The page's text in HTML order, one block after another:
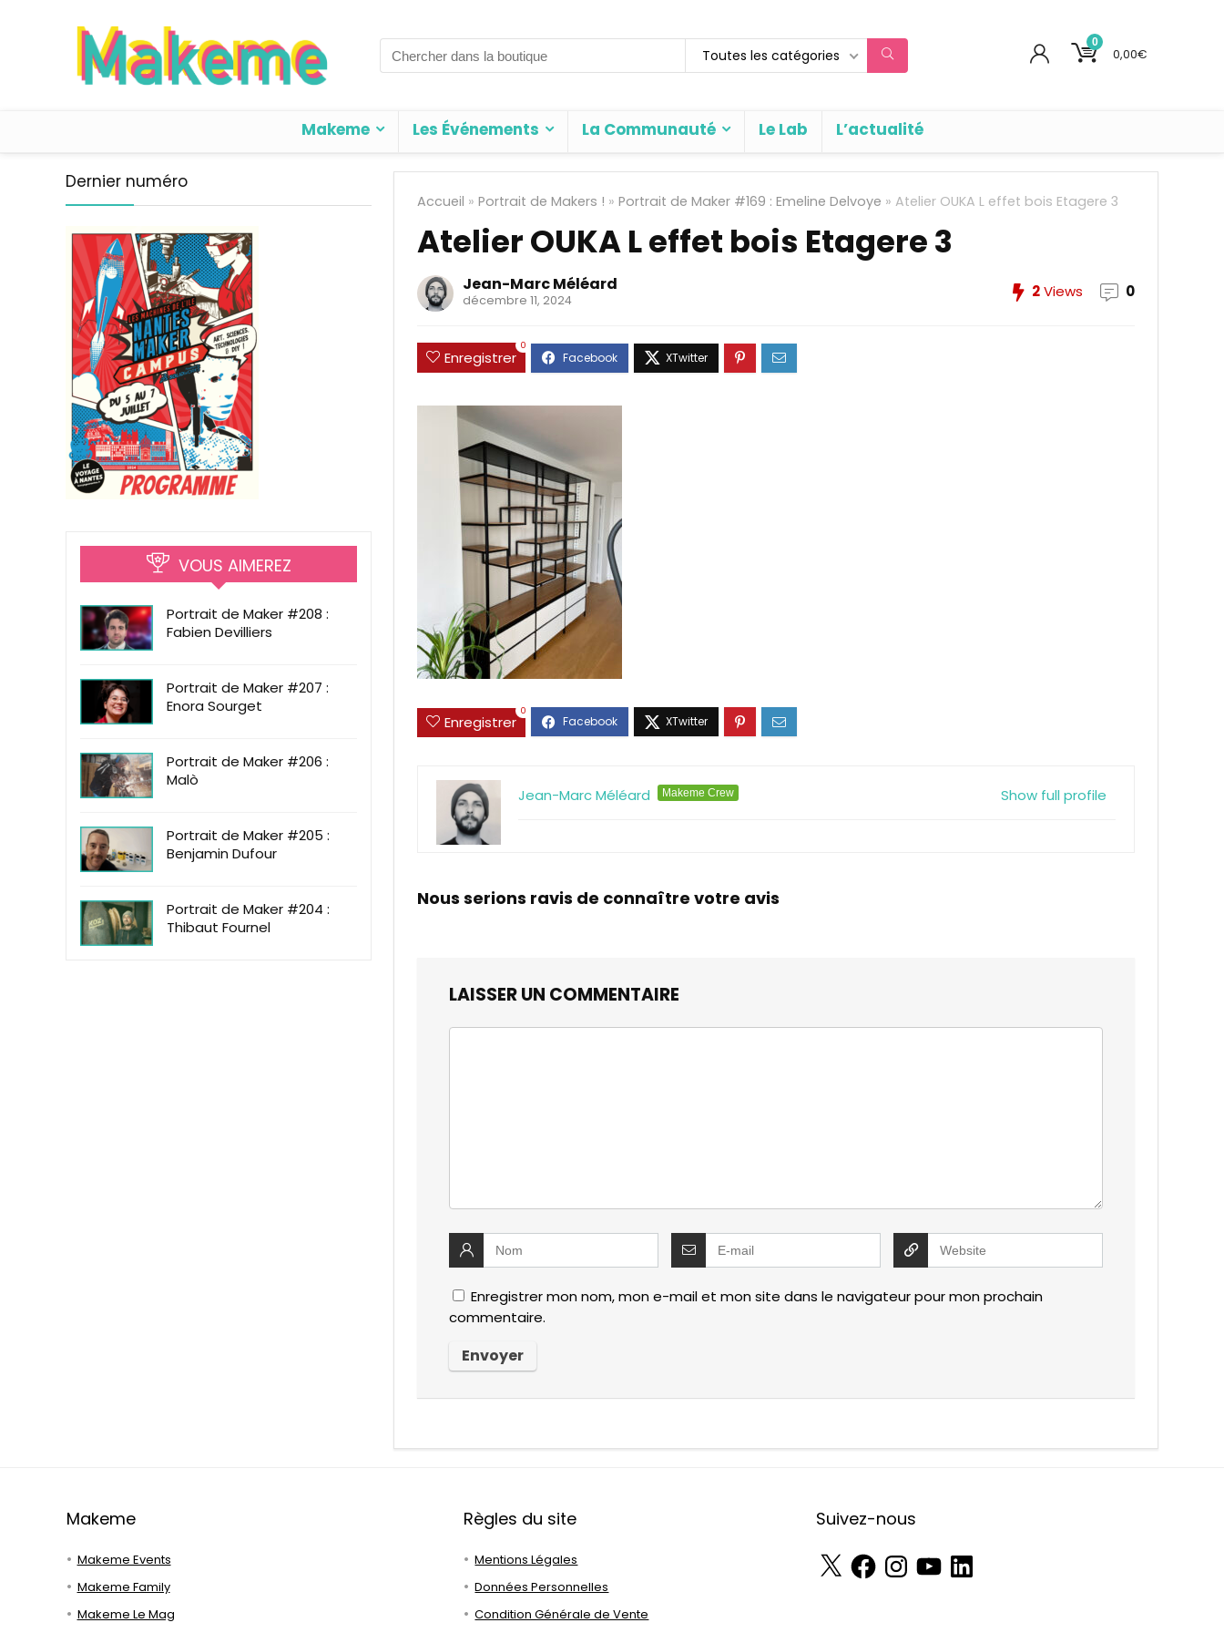
Search
for:
Toutes les catégories
0
0,00€
Makeme Les Événements La Communauté Le Lab L’actualité
Accueil » Portrait de Makers ! » Portrait de Maker #169 : Emeline Delvoye » Atelier OUKA L effet bois Etagere 3
Atelier OUKA L effet bois Etagere 3
Jean-Marc Méléard
décembre 11, 2024 2Views 0
Enregistrer
0
Enregistrer
0
Show full profile
Jean-Marc Méléard Makeme Crew
Nous serions ravis de connaître votre avis
LAISSER UN COMMENTAIRE
Enregistrer mon nom, mon e-mail et mon site dans le navigateur pour mon prochain
commentaire.
Dernier numéro
VOUS AIMEREZ
Portrait de Maker #208 :
Fabien Devilliers
Portrait de Maker #207 :
Enora Sourget
Portrait de Maker #206 :
Malò
Portrait de Maker #205 :
Benjamin Dufour
Portrait de Maker #204 :
Thibaut Fournel
Makeme
Makeme Events
Makeme Family
Makeme Le Mag
Règles du site
Mentions Légales
Données Personnelles
Condition Générale de Vente
Suivez-nous
X FacebookInstagramYouTube
LinkedIn